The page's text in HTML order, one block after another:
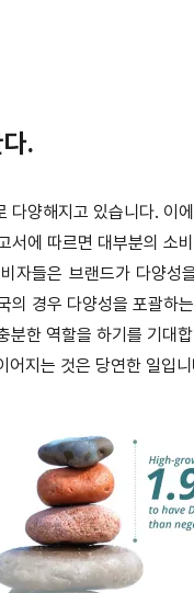
.
양해지고 있습니다. 이
서에 따르면 대부분의 소
들은 브랜드가 다양성
의 경우 다양성을 포괄하
분한 역할을 하기를 기
어지는 것은 당연한 일입